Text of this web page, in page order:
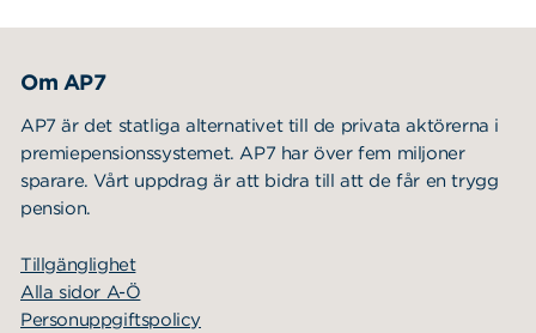
Om AP7
AP7 är det statliga alternativet till de privata aktörerna i
premiepensionssystemet. AP7 har över fem miljoner
sparare. Vårt uppdrag är att bidra till att de får en trygg
pension.
Tillgänglighet
Alla sidor A-Ö
Personuppgiftspolicy